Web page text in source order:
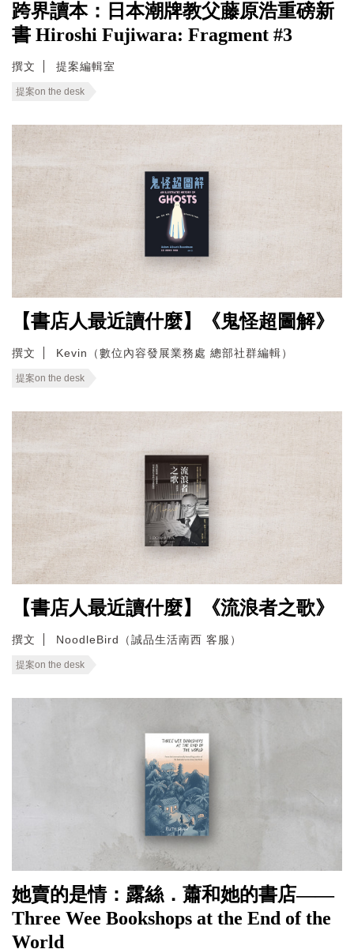
跨界讀本：日本潮牌教父藤原浩重磅新
書 Hiroshi Fujiwara: Fragment #3
撰文 提案編輯室
提案on the desk
【書店人最近讀什麼】《鬼怪超圖解》
撰文 Kevin（數位內容發展業務處 總部社群編輯）
提案on the desk
【書店人最近讀什麼】《流浪者之歌》
撰文 NoodleBird（誠品生活南西 客服）
提案on the desk
她賣的是情：露絲．蕭和她的書店——
Three Wee Bookshops at the End of the
World